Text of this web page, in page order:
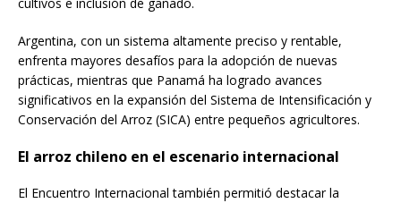
Argentina, con un sistema altamente preciso y rentable,
enfrenta mayores desafíos para la adopción de nuevas
prácticas, mientras que Panamá ha logrado avances
significativos en la expansión del Sistema de Intensificación y
Conservación del Arroz (SICA) entre pequeños agricultores.
El arroz chileno en el escenario internacional
El Encuentro Internacional también permitió destacar la